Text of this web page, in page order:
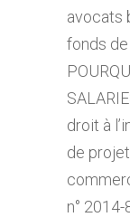
avocats
fonds
droit à
de
n°